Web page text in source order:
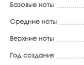
Базовые ноты
Средние ноты
Верхние ноты
Год создания